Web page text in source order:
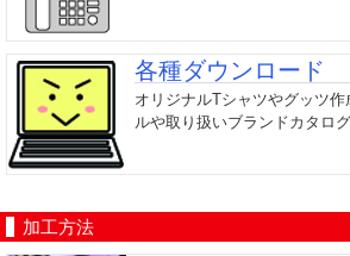
各種ダウンロード
オリジナルTシャツやグッツ作
ルや取り扱いブランドカタログ
加工方法